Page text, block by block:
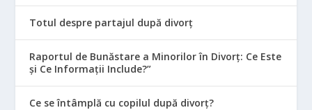
Totul despre partajul după divorț
Raportul de Bunăstare a Minorilor în Divorț: Ce Este
și Ce Informații Include?”
Ce se întâmplă cu copilul după divorț?